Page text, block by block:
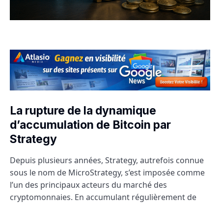
La rupture de la dynamique
d’accumulation de Bitcoin par
Strategy
Depuis plusieurs années, Strategy, autrefois connue
sous le nom de MicroStrategy, s’est imposée comme
l’un des principaux acteurs du marché des
cryptomonnaies. En accumulant régulièrement de